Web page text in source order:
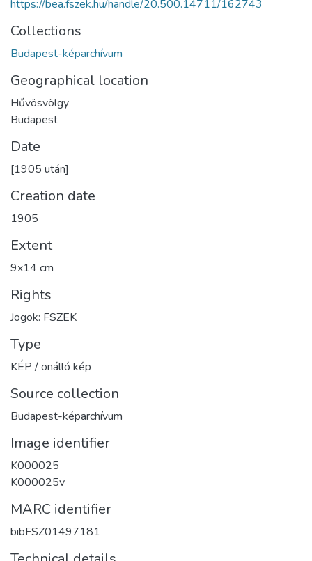
https://bea.fszek.hu/handle/20.500.14711/162743
Collections
Budapest-képarchívum
Geographical location
Hűvösvölgy
Budapest
Date
[1905 után]
Creation date
1905
Extent
9x14 cm
Rights
Jogok: FSZEK
Type
KÉP / önálló kép
Source collection
Budapest-képarchívum
Image identifier
K000025
K000025v
MARC identifier
bibFSZ01497181